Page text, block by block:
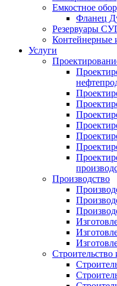
Емкостное
Фланец
Резервуары
Контейнерные
Услуги
Производство